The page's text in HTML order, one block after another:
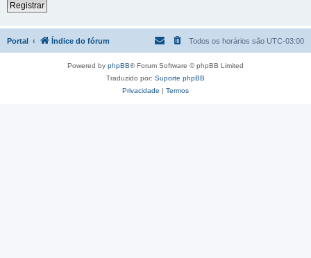
Registrar
Portal Índice do fórum Todos os horários são UTC-03:00
Powered by phpBB® Forum Software © phpBB Limited
Traduzido por: Suporte phpBB
Privacidade | Termos